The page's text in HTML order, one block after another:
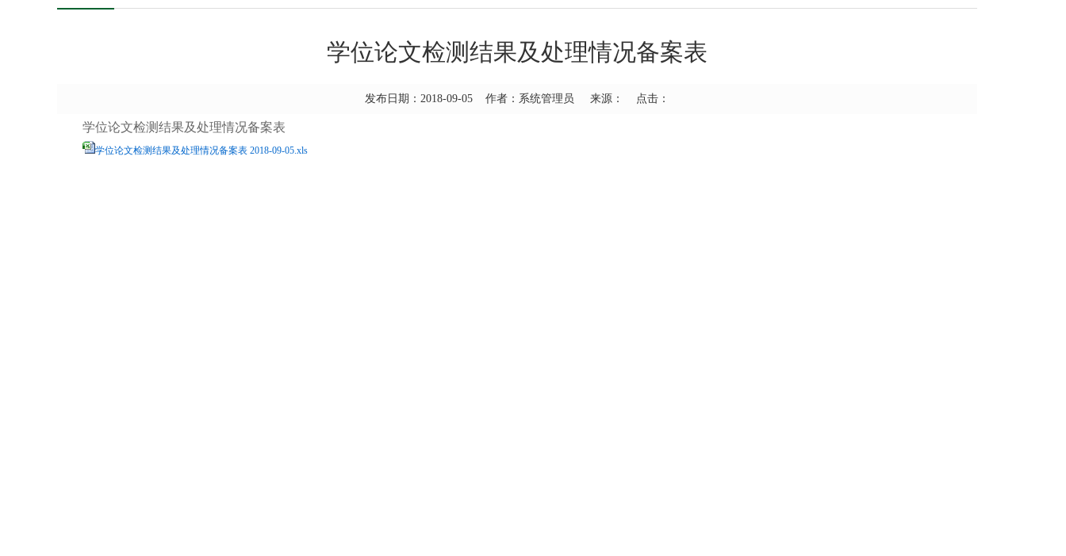
学位论文检测结果及处理情况备案表
发布日期：2018-09-05 作者：系统管理员 来源： 点击：
学位论文检测结果及处理情况备案表
学位论文检测结果及处理情况备案表 2018-09-05.xls